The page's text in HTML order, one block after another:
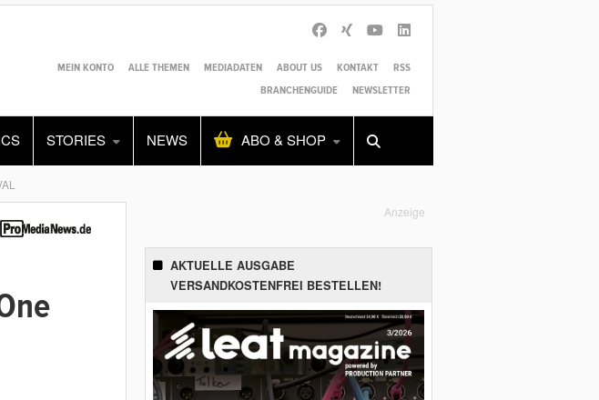
MEIN KONTO ALLE THEMEN MEDIADATEN ABOUT US KONTAKT
RSS
BRANCHENGUIDE
NEWSLETTER
STORIES NEWS ABO & SHOP
Alles Shop SUCHEN
Anzeige
AKTUELLE AUSGABE
VERSANDKOSTENFREI BESTELLEN!